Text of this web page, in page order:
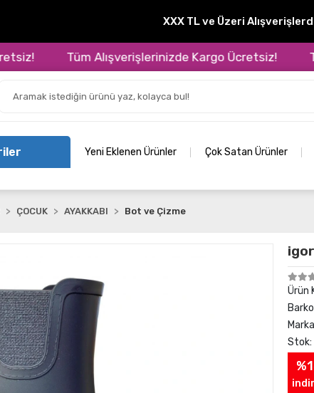
XXX TL ve Üzeri
Tüm Alışverişlerinizde Kargo Ücretsiz!
Yeni Eklenen Ürünler Çok Satan Ürünler
ÇOCUK AYAKKABI Bot ve Çizme
Ürün
Stok: